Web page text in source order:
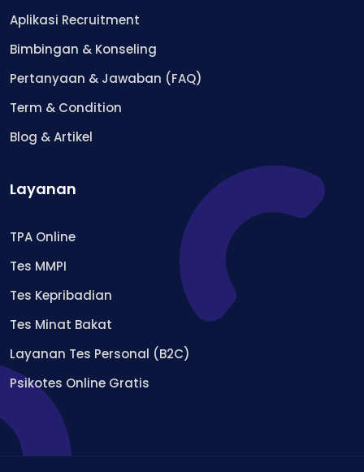
Aplikasi Recruitment
Bimbingan & Konseling
Pertanyaan & Jawaban (FAQ)
Term & Condition
Blog & Artikel
Layanan
TPA Online
Tes MMPI
Tes Kepribadian
Tes Minat Bakat
Layanan Tes Personal (B2C)
Psikotes Online Gratis